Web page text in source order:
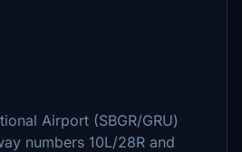
Airport (SBGR/GRU)
numbers 10L/28R and